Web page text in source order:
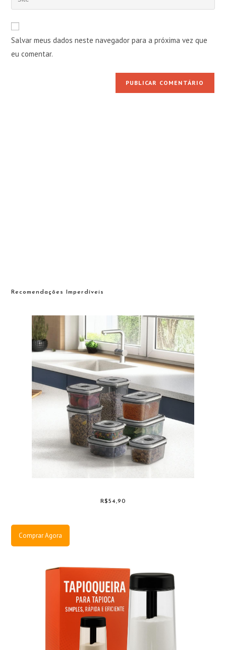
usuário
para
comentar
de
mail
para
comentar
o
URL
do
seu
site
Salvar meus dados neste navegador para a próxima vez que
eu comentar.
Recomendações Imperdíveis
R$54,90
Comprar Agora